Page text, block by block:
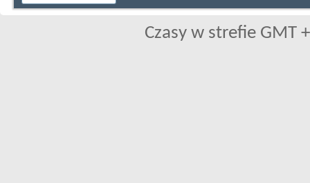
Czasy w strefie GMT